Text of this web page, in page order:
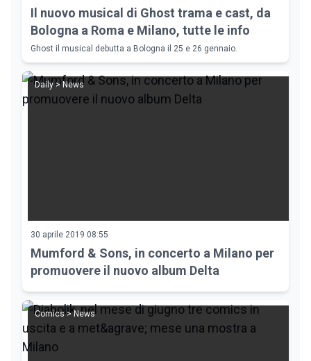
Il nuovo musical di Ghost trama e cast, da
Bologna a Roma e Milano, tutte le info
Ghost il musical debutta a Bologna il 25 e 26 gennaio.
Daily > News
30 aprile 2019 08:55
Mumford & Sons, in concerto a Milano per
promuovere il nuovo album Delta
Comics > News